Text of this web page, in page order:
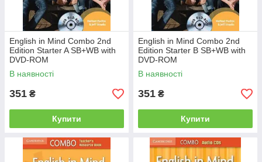
Ключові особливості:
Творчі і привабливі тими викликають інтерес у
підлітків і мотивують до навчання.
Проекти та письмові завдання дозволяють учням
створювати власне мовне портфоліо, розвиваючи
самостійність учня і даючи студентам навички
Розділи «Culture in mind» дають студентам уявлення
Книга ресурсів вчителя з фотокопіруемою
більшу підтримку і гнучкість. Сторінки посібника містять
безліч навчальних радий і ідей. Розділ «Примітка from
English in Mind Combo 2nd
Edition Starter A SB+WB with
DVD-ROM
В наявності
351 ₴
Купити
English in Mind Combo 2nd
Edition Starter B SB+WB with
DVD-ROM
В наявності
351 ₴
Купити